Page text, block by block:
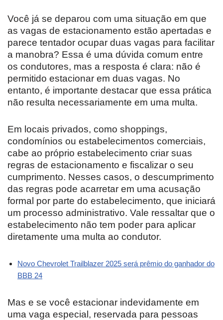
Você já se deparou com uma situação em que
as vagas de estacionamento estão apertadas e
parece tentador ocupar duas vagas para facilitar
a manobra? Essa é uma dúvida comum entre
os condutores, mas a resposta é clara: não é
permitido estacionar em duas vagas. No
entanto, é importante destacar que essa prática
não resulta necessariamente em uma multa.
Em locais privados, como shoppings,
condomínios ou estabelecimentos comerciais,
cabe ao próprio estabelecimento criar suas
regras de estacionamento e fiscalizar o seu
cumprimento. Nesses casos, o descumprimento
das regras pode acarretar em uma acusação
formal por parte do estabelecimento, que iniciará
um processo administrativo. Vale ressaltar que o
estabelecimento não tem poder para aplicar
diretamente uma multa ao condutor.
Novo Chevrolet Trailblazer 2025 será prêmio do ganhador do
BBB 24
Mas e se você estacionar indevidamente em
uma vaga especial, reservada para pessoas